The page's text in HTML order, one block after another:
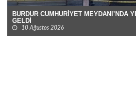
BURDUR CUMHURİYET MEYDANI’NDA
GELDİ
10 Ağustos 2026